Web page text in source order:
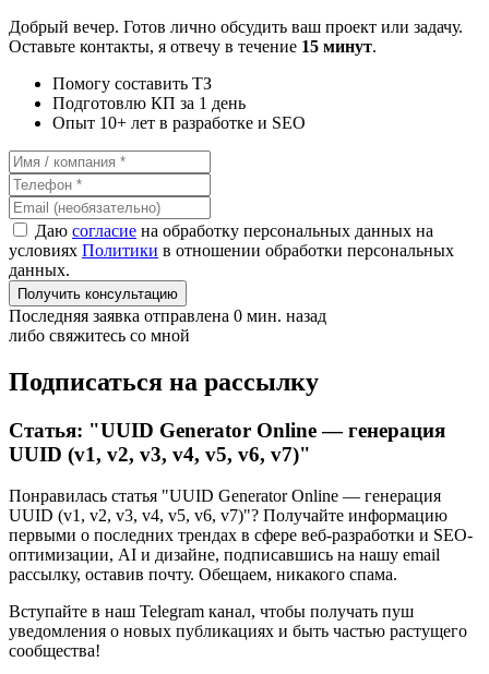
Добрый вечер. Готов лично обсудить ваш проект или задачу.
Оставьте контакты, я отвечу в течение 15 минут.
Помогу составить ТЗ
Подготовлю КП за 1 день
Опыт 10+ лет в разработке и SEO
Даю согласие на обработку персональных данных на
условиях Политики в отношении обработки персональных
данных.
Получить консультацию
Последняя заявка отправлена 0 мин. назад
либо свяжитесь со мной
Подписаться на рассылку
Статья: "UUID Generator Online — генерация
UUID (v1, v2, v3, v4, v5, v6, v7)"
Понравилась статья "UUID Generator Online — генерация
UUID (v1, v2, v3, v4, v5, v6, v7)"? Получайте информацию
первыми о последних трендах в сфере веб-разработки и SEO-
оптимизации, AI и дизайне, подписавшись на нашу email
рассылку, оставив почту. Обещаем, никакого спама.
Вступайте в наш Telegram канал, чтобы получать пуш
уведомления о новых публикациях и быть частью растущего
сообщества!